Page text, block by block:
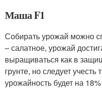
Маша F1
Собирать урожай можно
– салатное, урожай
выращиваться как в
грунте, но следует учесть
урожайность будет на